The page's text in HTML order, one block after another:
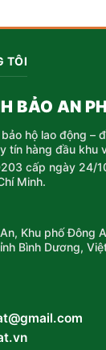
TÔI
BẢO AN
hộ lao động –
tín hàng đầu khu
cấp ngày 24/
Minh.
Khu phố Đông
Bình Dương,